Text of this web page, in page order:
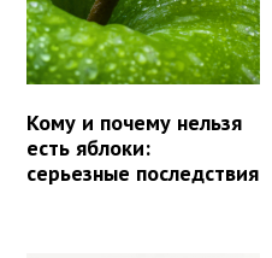
Кому и почему нельзя
есть яблоки:
серьезные последствия